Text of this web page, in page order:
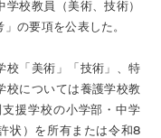
校教員（美術、技術）
の要項を公表した。
校「美術」「技術」、特
については養護学校教
援学校の小学部・中学
状）を所有または令和8